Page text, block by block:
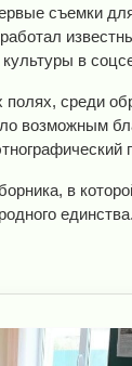
съемки
в
среди
возможным
в
единства.